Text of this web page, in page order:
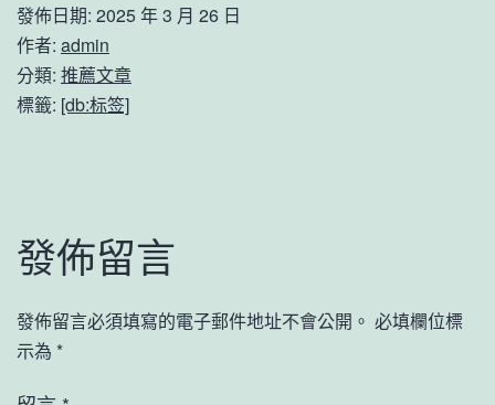
發佈日期: 2025 年 3 月 26 日
作者: admin
分類: 推薦文章
標籤: [db:标签]
發佈留言
發佈留言必須填寫的電子郵件地址不會公開。 必填欄位標
示為 *